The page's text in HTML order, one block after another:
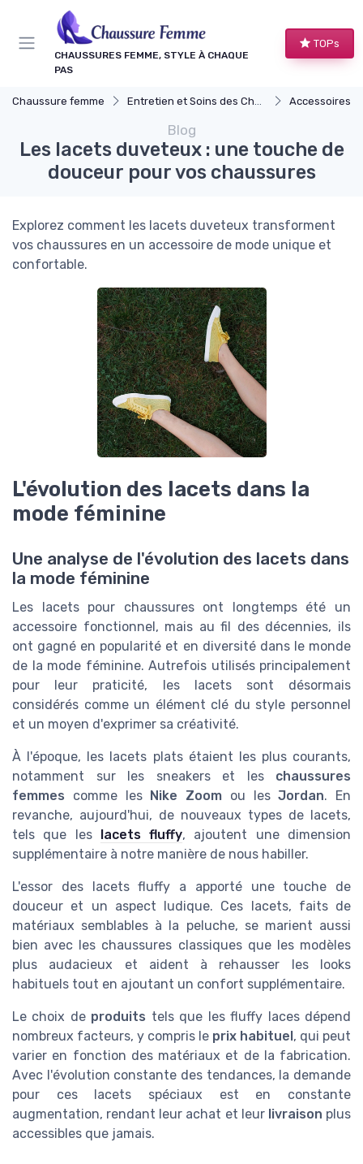
CHAUSSURES FEMME, STYLE À CHAQUE
PAS
TOPs
Chaussure femme Entretien et Soins des Chaussures Accessoires
Blog
Les lacets duveteux : une touche de
douceur pour vos chaussures
Explorez comment les lacets duveteux transforment
vos chaussures en un accessoire de mode unique et
confortable.
L'évolution des lacets dans la
mode féminine
Une analyse de l'évolution des lacets dans
la mode féminine
Les lacets pour chaussures ont longtemps été un
accessoire fonctionnel, mais au fil des décennies, ils
ont gagné en popularité et en diversité dans le monde
de la mode féminine. Autrefois utilisés principalement
pour leur praticité, les lacets sont désormais
considérés comme un élément clé du style personnel
et un moyen d'exprimer sa créativité.
À l'époque, les lacets plats étaient les plus courants,
notamment sur les sneakers et les chaussures
femmes comme les Nike Zoom ou lesJordan. En
revanche, aujourd'hui, de nouveaux types de lacets,
tels que les lacets fluffy, ajoutent une dimension
supplémentaire à notre manière de nous habiller.
L'essor des lacets fluffy a apporté une touche de
douceur et un aspect ludique. Ces lacets, faits de
matériaux semblables à la peluche, se marient aussi
bien avec les chaussures classiques que les modèles
plus audacieux et aident à rehausser les looks
habituels tout en ajoutant un confort supplémentaire.
Le choix de produits tels que les fluffy laces dépend
nombreux facteurs, y compris le prix habituel, qui peut
varier en fonction des matériaux et de la fabrication.
Avec l'évolution constante des tendances, la demande
pour ces lacets spéciaux est en constante
augmentation, rendant leur achat et leur livraison plus
accessibles que jamais.
Panneau de gestion des cookies